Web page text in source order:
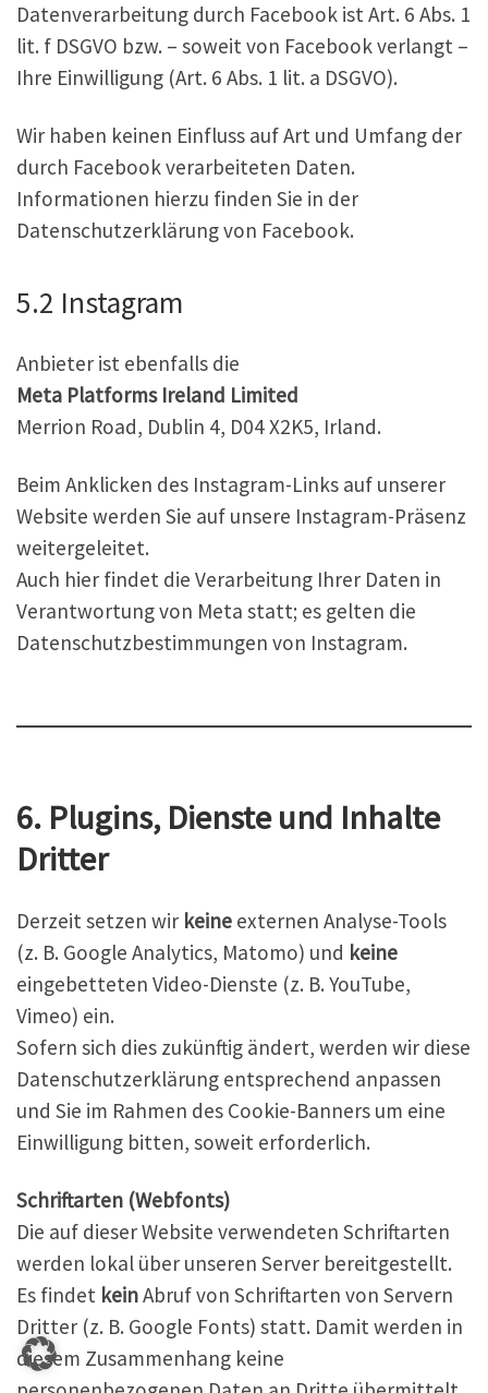
Datenverarbeitung durch Facebook ist Art. 6 Abs. 1
lit. f DSGVO bzw. – soweit von Facebook verlangt –
Ihre Einwilligung (Art. 6 Abs. 1 lit. a DSGVO).
Wir haben keinen Einfluss auf Art und Umfang der
durch Facebook verarbeiteten Daten.
Informationen hierzu finden Sie in der
Datenschutzerklärung von Facebook.
5.2 Instagram
Anbieter ist ebenfalls die
Meta Platforms Ireland Limited
Merrion Road, Dublin 4, D04 X2K5, Irland.
Beim Anklicken des Instagram-Links auf unserer
Website werden Sie auf unsere Instagram-Präsenz
weitergeleitet.
Auch hier findet die Verarbeitung Ihrer Daten in
Verantwortung von Meta statt; es gelten die
Datenschutzbestimmungen von Instagram.
6. Plugins, Dienste und Inhalte
Dritter
Derzeit setzen wir keine externen Analyse-Tools
(z. B. Google Analytics, Matomo) und keine
eingebetteten Video-Dienste (z. B. YouTube,
Vimeo) ein.
Sofern sich dies zukünftig ändert, werden wir diese
Datenschutzerklärung entsprechend anpassen
und Sie im Rahmen des Cookie-Banners um eine
Einwilligung bitten, soweit erforderlich.
Schriftarten (Webfonts)
Die auf dieser Website verwendeten Schriftarten
werden lokal über unseren Server bereitgestellt.
Es findet keinAbruf von Schriftarten von Servern
Dritter (z. B. Google Fonts) statt. Damit werden in
diesem Zusammenhang keine